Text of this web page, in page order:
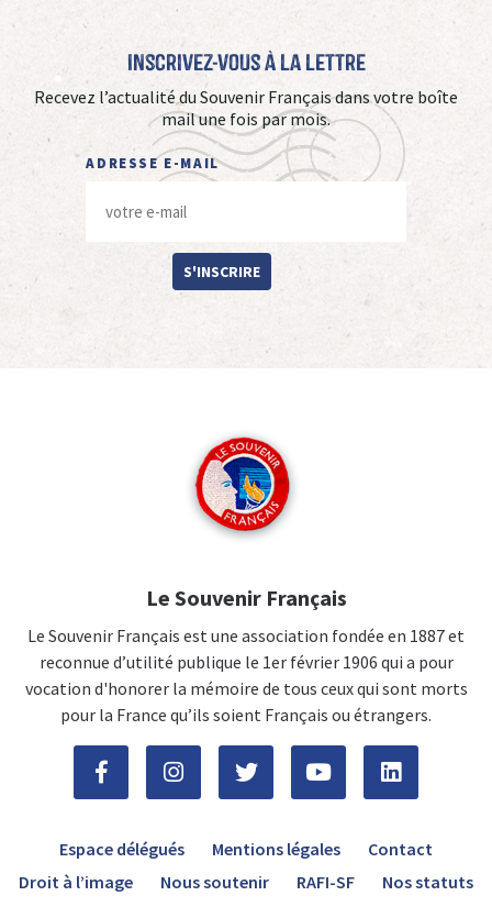
Inscrivez-vous à La Lettre
Recevez l’actualité du Souvenir Français dans votre boîte
mail une fois par mois.
ADRESSE E-MAIL
S'INSCRIRE
Le Souvenir Français
Le Souvenir Français est une association fondée en 1887 et
reconnue d’utilité publique le 1er février 1906 qui a pour
vocation d'honorer la mémoire de tous ceux qui sont morts
pour la France qu’ils soient Français ou étrangers.
Espace délégués Mentions légales
Contact
Droit à l’image
Nous soutenir RAFI-SF Nos statuts